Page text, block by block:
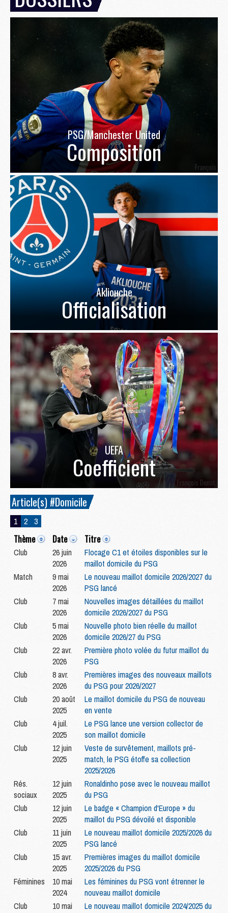
PSG/Manchester United
Composition
Akliouche
Officialisation
UEFA
Coefficient
Article(s) #Domicile
1 2 3
Thème Date Titre
Club
26 juin
2026
Flocage C1 et étoiles disponibles sur le
maillot domicile du PSG
Match
9 mai
2026
Le nouveau maillot domicile 2026/2027 du
PSG lancé
Club
7 mai
2026
Nouvelles images détaillées du maillot
domicile 2026/2027 du PSG
Club
5 mai
2026
Nouvelle photo bien réelle du maillot
domicile 2026/27 du PSG
Club
22 avr.
2026
Première photo volée du futur maillot du
PSG
Club
8 avr.
2026
Premières images des nouveaux maillots
du PSG pour 2026/2027
Club
20 août
2025
Le maillot domicile du PSG de nouveau
en vente
Club
4 juil.
2025
Le PSG lance une version collector de
son maillot domicile
Club
12 juin
2025
Veste de survêtement, maillots pré-
match, le PSG étoffe sa collection
2025/2026
Rés.
sociaux
12 juin
2025
Ronaldinho pose avec le nouveau maillot
du PSG
Club
12 juin
2025
Le badge « Champion d'Europe » du
maillot du PSG dévoilé et disponible
Club
11 juin
2025
Le nouveau maillot domicile 2025/2026 du
PSG lancé
Club
15 avr.
2025
Premières images du maillot domicile
2025/2026 du PSG
Féminines
10 mai
2024
Les féminines du PSG vont étrenner le
nouveau maillot domicile
Club
10 mai
Le nouveau maillot domicile 2024/2025 du